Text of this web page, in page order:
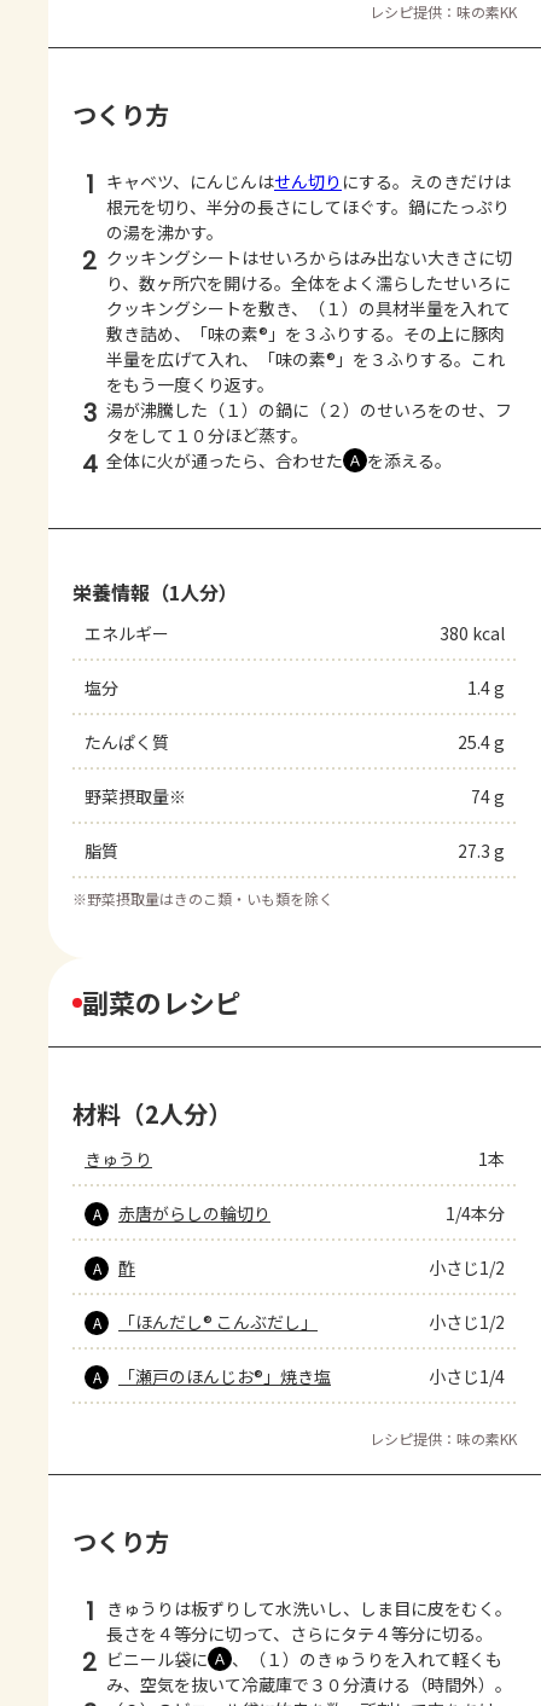
レシピ提供：味の素KK
つくり方
1 キャベツ、にんじんはせん切り にする。えのきだけは
根元を切り、半分の長さにしてほぐす。鍋にたっぷり
の湯を沸かす。
2 クッキングシートはせいろからはみ出ない大きさに切
り、数ヶ所穴を開ける。全体をよく濡らしたせいろに
クッキングシートを敷き、（１）の具材半量を入れて
敷き詰め、「味の素®」を３ふりする。その上に豚肉
半量を広げて入れ、「味の素®」を３ふりする。これ
をもう一度くり返す。
3 湯が沸騰した（１）の鍋に（２）のせいろをのせ、フ
タをして１０分ほど蒸す。
4 全体に火が通ったら、合わせた Ａ を添える。
栄養情報（1人分）
エネルギー 380 kcal
塩分 1.4 g
たんぱく質 25.4 g
野菜摂取量※ 74 g
脂質 27.3 g
※野菜摂取量はきのこ類・いも類を除く
副菜のレシピ
材料（2人分）
きゅうり 1本
A 赤唐がらしの輪切り 1/4本分
A 酢 小さじ1/2
A 「ほんだし® こんぶだし」 小さじ1/2
A 「瀬戸のほんじお®」焼き塩 小さじ1/4
レシピ提供：味の素KK
つくり方
1
きゅうりは板ずりして水洗いし、しま目に皮をむく。
長さを４等分に切って、さらにタテ４等分に切る。
2 ビニール袋に Ａ 、（１）のきゅうりを入れて軽くも
み、空気を抜いて冷蔵庫で３０分漬ける（時間外）。